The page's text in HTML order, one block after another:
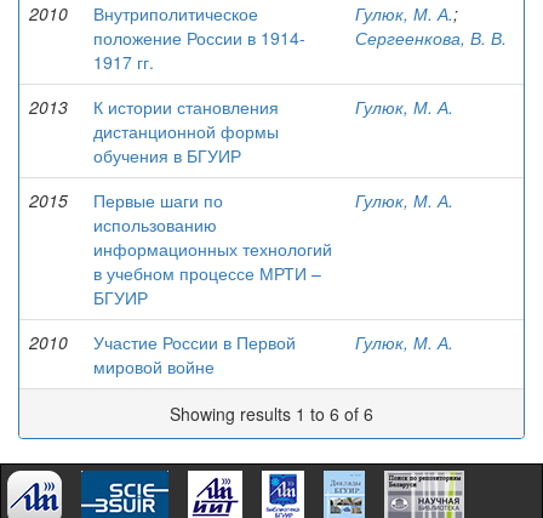
2010
Внутриполитическое
положение России в 1914-
1917 гг.
Гулюк, М. А.;
Сергеенкова, В. В.
2013
К истории становления
дистанционной формы
обучения в БГУИР
Гулюк, М. А.
2015
Первые шаги по
использованию
информационных технологий
в учебном процессе МРТИ –
БГУИР
Гулюк, М. А.
2010
Участие России в Первой
мировой войне
Гулюк, М. А.
Showing results 1 to 6 of 6